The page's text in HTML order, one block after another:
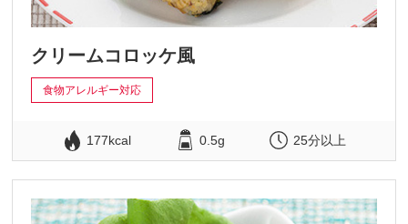
クリームコロッケ風
食物アレルギー対応
177kcal 0.5g 25分以上